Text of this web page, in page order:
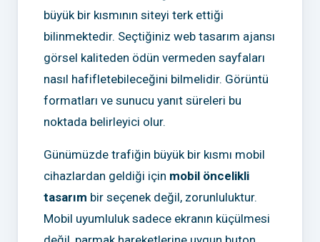
büyük bir kısmının siteyi terk ettiği
bilinmektedir. Seçtiğiniz web tasarım ajansı
görsel kaliteden ödün vermeden sayfaları
nasıl hafifletebileceğini bilmelidir. Görüntü
formatları ve sunucu yanıt süreleri bu
noktada belirleyici olur.
Günümüzde trafiğin büyük bir kısmı mobil
cihazlardan geldiği için mobil öncelikli
tasarım bir seçenek değil, zorunluluktur.
Mobil uyumluluk sadece ekranın küçülmesi